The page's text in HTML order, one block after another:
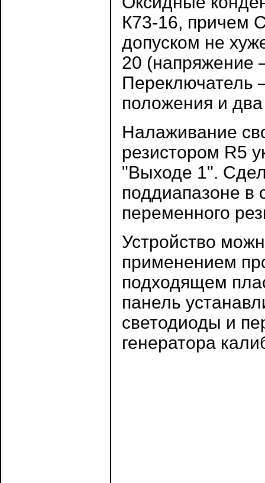
К73-16, причем
допуском не
20
Переключатель
положения и
Налаживание
резистором R5
"Выходе 1".
поддиапазоне в
переменного
Устройство
применением
подходящем
панель
светодиоды и
генератора